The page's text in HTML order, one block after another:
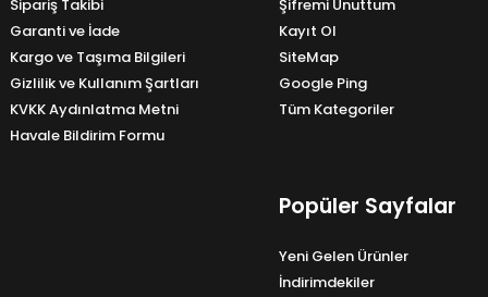
kartı seçerken, kullanılan cihazın uyumlu
olduğundan emin olmak ve gerekmektedir.
Syrox Hafıza Kartı Ürünleri
Toptan ve perakande kategorimizde 7 farklı boyuta
Sipariş Takibi
Garanti ve İade
Kargo ve Taşıma Bilgileri
Gizlilik ve Kullanım Şartları
KVKK Aydınlatma Metni
Havale Bildirim Formu
Şifremi Unuttum
Kayıt Ol
SiteMap
Google Ping
Tüm Kategoriler
Popüler Sayfalar
Yeni Gelen Ürünler
İndirimdekiler